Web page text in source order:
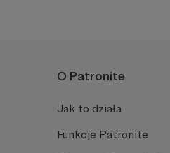
O Patronite
Jak to działa
Funkcje Patronite